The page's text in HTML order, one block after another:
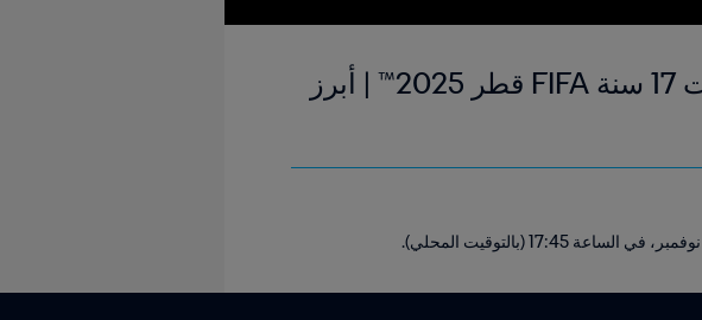
فيجي ضد بلجيكا | المجموعة الرابعة | كأس العالم تحت 17 سنة FIFA قطر 2025™ | أبرز